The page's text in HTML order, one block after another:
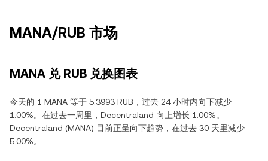
MANA/RUB 市场
MANA 兑 RUB 兑换图表
今天的 1 MANA 等于 5.3993 RUB，过去 24 小时内向下减少
1.00%。在过去一周里，Decentraland 向上增长 1.00%。
Decentraland (MANA) 目前正呈向下趋势，在过去 30 天里减少
5.00%。